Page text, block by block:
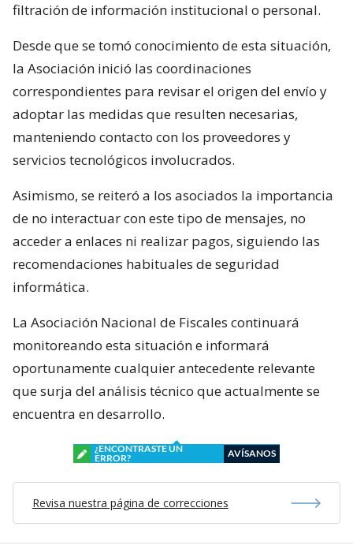
filtración de información institucional o personal.
Desde que se tomó conocimiento de esta situación,
la Asociación inició las coordinaciones
correspondientes para revisar el origen del envío y
adoptar las medidas que resulten necesarias,
manteniendo contacto con los proveedores y
servicios tecnológicos involucrados.
Asimismo, se reiteró a los asociados la importancia
de no interactuar con este tipo de mensajes, no
acceder a enlaces ni realizar pagos, siguiendo las
recomendaciones habituales de seguridad
informática.
La Asociación Nacional de Fiscales continuará
monitoreando esta situación e informará
oportunamente cualquier antecedente relevante
que surja del análisis técnico que actualmente se
encuentra en desarrollo.
¿ENCONTRASTE UN
ERROR?
AVÍSANOS
Revisa nuestra página de correcciones